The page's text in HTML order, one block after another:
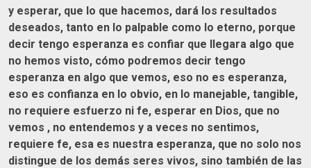
y esperar, que lo que hacemos, dará los resultados
deseados, tanto en lo palpable como lo eterno, porque
decir tengo esperanza es confiar que llegara algo que
no hemos visto, cómo podremos decir tengo
esperanza en algo que vemos, eso no es esperanza,
eso es confianza en lo obvio, en lo manejable, tangible,
no requiere esfuerzo ni fe, esperar en Dios, que no
vemos , no entendemos y a veces no sentimos,
requiere fe, esa es nuestra esperanza, que no solo nos
distingue de los demás seres vivos, sino también de las